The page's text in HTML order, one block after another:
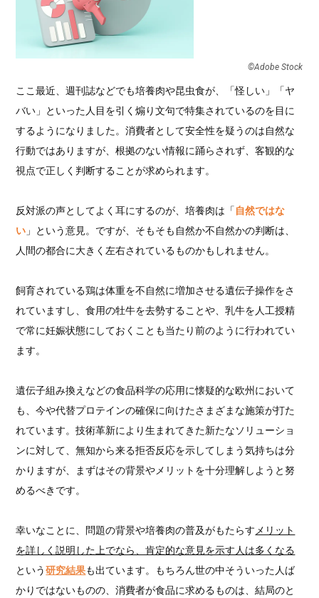
©︎Adobe Stock
ここ最近、週刊誌などでも培養肉や昆虫食が、「怪しい」「ヤ
バい」といった人目を引く煽り文句で特集されているのを目に
するようになりました。消費者として安全性を疑うのは自然な
行動ではありますが、根拠のない情報に踊らされず、客観的な
視点で正しく判断することが求められます。
反対派の声としてよく耳にするのが、培養肉は「 自然ではな
い 」という意見。ですが、そもそも自然か不自然かの判断は、
人間の都合に大きく左右されているものかもしれません。
飼育されている鶏は体重を不自然に増加させる遺伝子操作をさ
れていますし、食用の牡牛を去勢することや、乳牛を人工授精
で常に妊娠状態にしておくことも当たり前のように行われてい
ます。
遺伝子組み換えなどの食品科学の応用に懐疑的な欧州において
も、今や代替プロテインの確保に向けたさまざまな施策が打た
れています。技術革新により生まれてきた新たなソリューショ
ンに対して、無知から来る拒否反応を示してしまう気持ちは分
かりますが、まずはその背景やメリットを十分理解しようと努
めるべきです。
幸いなことに、問題の背景や培養肉の普及がもたらすメリット
を詳しく説明した上でなら、肯定的な意見を示す人は多くなる
という研究結果も出ています。もちろん世の中そういった人ば
かりではないものの、消費者が食品に求めるものは、結局のと